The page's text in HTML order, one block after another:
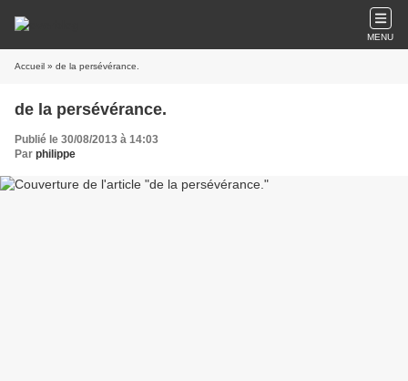
MENU
Accueil » de la persévérance.
de la persévérance.
Publié le 30/08/2013 à 14:03
Par philippe